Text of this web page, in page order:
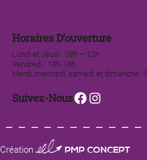
Horaires D’ouverture
Lundi et Jeudi : 08h – 12h
Vendredi : 13h-18h
Mardi, mercredi, samedi et dimanche :
Suivez-NousFacebook
Instagram
Création 0123 PMP CONCEPT